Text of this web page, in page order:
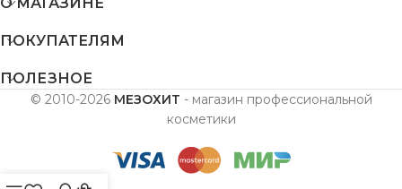
ПОКУПАТЕЛЯМ
ПОЛЕЗНОЕ
© 2010-2026 МЕЗОХИТ - магазин профессиональной
косметики